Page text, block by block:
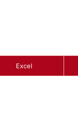
Excel